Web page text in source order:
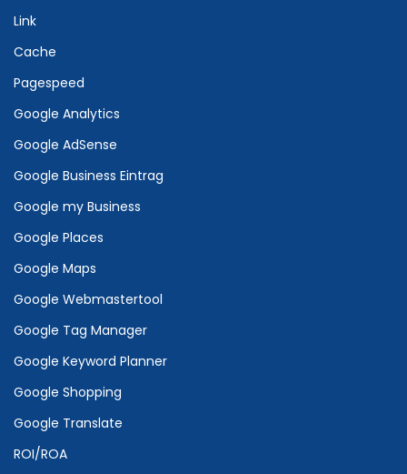
Link
Cache
Pagespeed
Google Analytics
Google AdSense
Google Business Eintrag
Google my Business
Google Places
Google Maps
Google Webmastertool
Google Tag Manager
Google Keyword Planner
Google Shopping
Google Translate
ROI/ROA